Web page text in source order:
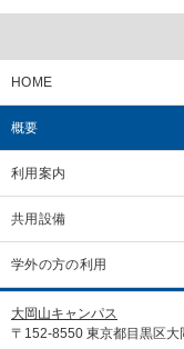
HOME
概要
利用案内
共用設備
学外の方の利用
大岡山キャンパス
〒152-8550 東京都目黒区大